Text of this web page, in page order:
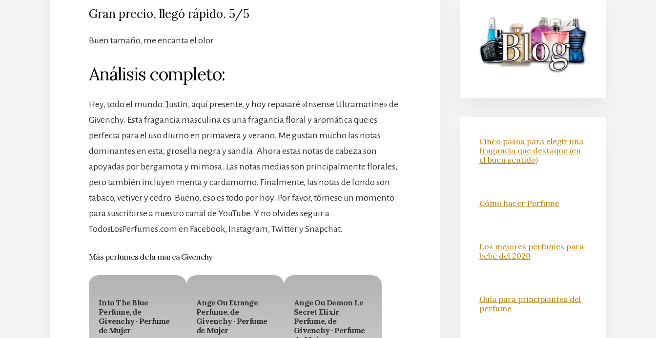
Gran precio, llegó rápido. 5/5
Buen tamaño, me encanta el olor
Análisis completo:
Hey, todo el mundo. Justin, aquí presente, y hoy repasaré «Insense Ultramarine» de
Givenchy. Esta fragancia masculina es una fragancia floral y aromática que es
perfecta para el uso diurno en primavera y verano. Me gustan mucho las notas
dominantes en esta, grosella negra y sandía. Ahora estas notas de cabeza son
apoyadas por bergamota y mimosa. Las notas medias son principalmente florales,
pero también incluyen menta y cardamomo. Finalmente, las notas de fondo son
tabaco, vetiver y cedro. Bueno, eso es todo por hoy. Por favor, tómese un momento
para suscribirse a nuestro canal de YouTube. Y no olvides seguir a
TodosLosPerfumes.com en Facebook, Instagram, Twitter y Snapchat.
Más perfumes de la marca Givenchy
Into The Blue
Perfume, de
Givenchy · Perfume
de Mujer
Ange Ou Etrange
Perfume, de
Givenchy · Perfume
de Mujer
Ange Ou Demon Le
Secret Elixir
Perfume, de
Givenchy · Perfume
Cinco pasos para elegir una
fragancia que destaque (en
el buen sentido)
Cómo hacer Perfume
Los mejores perfumes para
bebé del 2020
Guía para principiantes del
perfume